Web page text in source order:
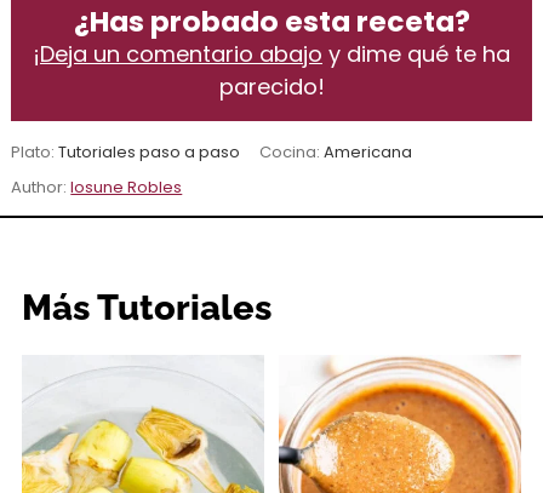
¿Has probado esta receta?
¡Deja un comentario abajo y dime qué te ha
parecido!
Plato:Tutoriales paso a paso Cocina: Americana
Author:Iosune Robles
Más Tutoriales